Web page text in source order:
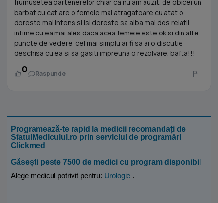
frumusetea partenerelor chiar ca nu am auzit. de obicei un
barbat cu cat are o femeie mai atragatoare cu atat o
doreste mai intens si isi doreste sa aiba mai des relatii
intime cu ea.mai ales daca acea femeie este ok si din alte
puncte de vedere. cel mai simplu ar fi sa ai o discutie
deschisa cu ea si sa gasiti impreuna o rezolvare. bafta!!!
0 Raspunde
Programează-te rapid la medicii recomandați de
SfatulMedicului.ro prin serviciul de programări
Clickmed
Găsești peste 7500 de medici cu program disponibil
Alege medicul potrivit pentru: Urologie .